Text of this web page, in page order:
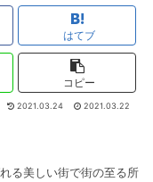
はてブ
コピー
2021.03.24 2021.03.22
る美しい街で街の至る所